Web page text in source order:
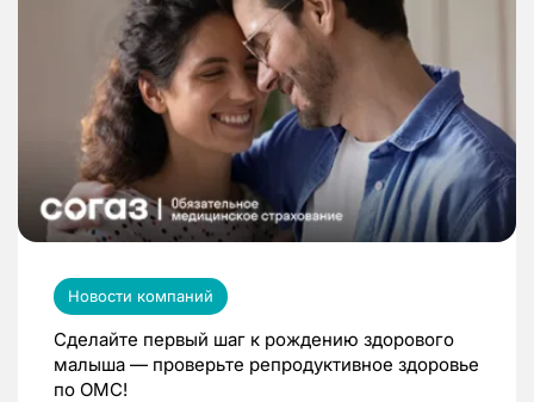
Новости компаний
Сделайте первый шаг к рождению здорового
малыша — проверьте репродуктивное здоровье
по ОМС!